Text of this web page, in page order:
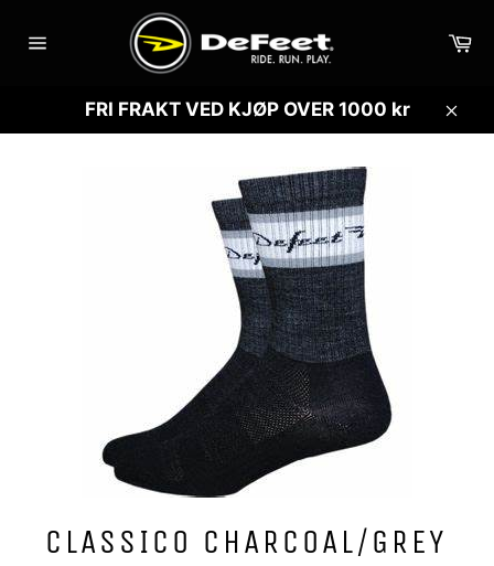
videre
Sidenavigasjon
FRI FRAKT VED KJØP OVER 1000 kr
Lukk
CLASSICO CHARCOAL/GREY